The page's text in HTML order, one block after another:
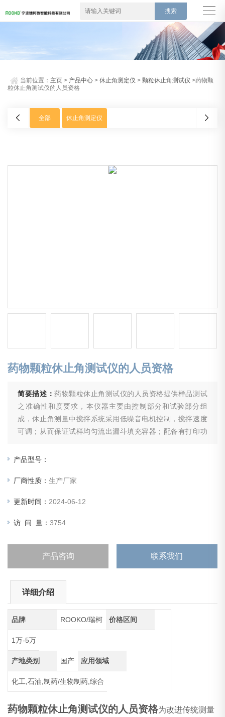
当前位置： 主页 > 产品中心 >休止角测定仪 >颗粒休止角测试仪 >药物颗
粒休止角测试仪的人员资格
全部 休止角测定仪
药物颗粒休止角测试仪的人员资格
简要描述：药物颗粒休止角测试仪的人员资格提供样品测试
之准确性和度要求，本仪器主要由控制部分和试验部分组
成，休止角测量中搅拌系统采用低噪音电机控制，搅拌速度
可调；从而保证试样均匀流出漏斗填充容器；配备有打印功
据，直接输入，仪器自动计算出休止角，按
产品型号：
厂商性质：生产厂家
更新时间： 2024-06-12
访 问 量：3754
产品咨询 联系我们
详细介绍
品牌 ROOKO/瑞柯 价格区间
1万-5万
产地类别 国产 应用领域
化工,石油,制药/生物制药,综合
药物颗粒休止角测试仪的人员资格为改进传统测量